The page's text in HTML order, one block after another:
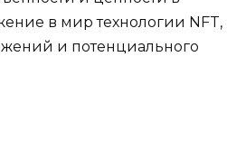
в мир технологии NFT,
и потенциального